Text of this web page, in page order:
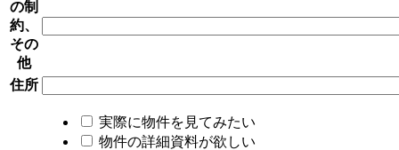
の制
約、
その
他
住所
実際に物件を見てみたい
物件の詳細資料が欲しい